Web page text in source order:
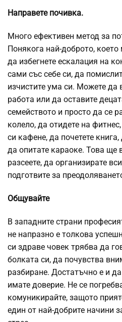
Направете почивка.
Много ефективен метод за
Понякога най-доброто,
да избегнете ескалация на
сами със себе си, да
изчистите ума си. Можете да
работа или да оставите
семейството и просто да се
колело, да отидете на
си кафене, да почетете
да опитате караоке. Това ще
разсеете, да организирате
подготвите за
Общувайте
В западните страни
не напразно е толкова
си здраве човек трябва да
болката си, да почувства
разбиране. Достатъчно е и
имате доверие. Не се
комуникирайте, защото
един от най-добрите начини